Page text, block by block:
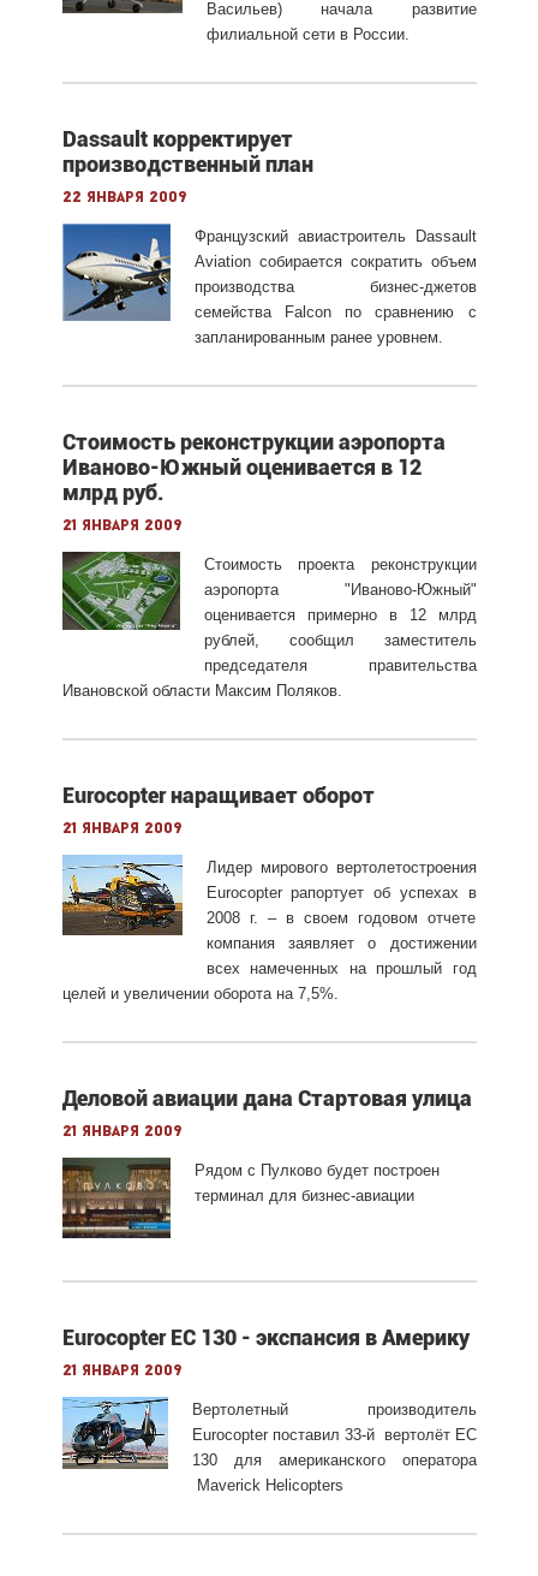
Васильев) начала развитие
филиальной сети в России.
Dassault корректирует
производственный план
22 января 2009
Французский авиастроитель Dassault
Aviation собирается сократить объем
производства бизнес-джетов
семейства Falcon по сравнению с
запланированным ранее уровнем.
Стоимость реконструкции аэропорта
Иваново-Южный оценивается в 12
млрд руб.
21 января 2009
Стоимость проекта реконструкции
аэропорта "Иваново-Южный"
оценивается примерно в 12 млрд
рублей, сообщил заместитель
председателя правительства
Ивановской области Максим Поляков.
Eurocopter наращивает оборот
21 января 2009
Лидер мирового вертолетостроения
Eurocopter рапортует об успехах в
2008 г. – в своем годовом отчете
компания заявляет о достижении
всех намеченных на прошлый год
целей и увеличении оборота на 7,5%.
Деловой авиации дана Стартовая улица
21 января 2009
Рядом с Пулково будет построен
терминал для бизнес-авиации
Eurocopter ЕC 130 - экспансия в Америку
21 января 2009
Вертолетный производитель
Eurocopter поставил 33-й вертолёт ЕC
130 для американского оператора
Maverick Helicopters